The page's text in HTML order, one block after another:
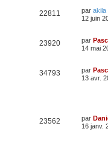
22811 par akila
12 juin
23920 par
14 mai
34793 par
13 avr.
23562 par
16 janv.